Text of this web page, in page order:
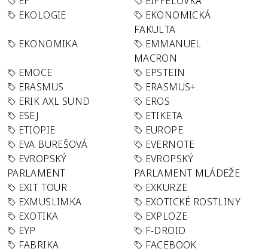
EKOLOGIE
EKONOMICKÁ
FAKULTA
EKONOMIKA
EMMANUEL
MACRON
EMOCE
EPSTEIN
ERASMUS
ERASMUS+
ERIK AXL SUND
EROS
ESEJ
ETIKETA
ETIOPIE
EUROPE
EVA BUREŠOVÁ
EVERNOTE
EVROPSKÝ
PARLAMENT
EVROPSKÝ
PARLAMENT MLÁDEŽE
EXIT TOUR
EXKURZE
EXMUSLIMKA
EXOTICKÉ ROSTLINY
EXOTIKA
EXPLOZE
EYP
F-DROID
FABRIKA
FACEBOOK